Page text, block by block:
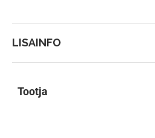
LISAINFO
Tootja